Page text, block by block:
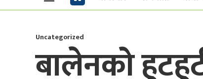
Uncategorized
बालेनको